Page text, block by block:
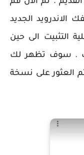
الاندرويد الجديد
التثبيت الى حين
. سوف تظهر لك
العثور على نسخة